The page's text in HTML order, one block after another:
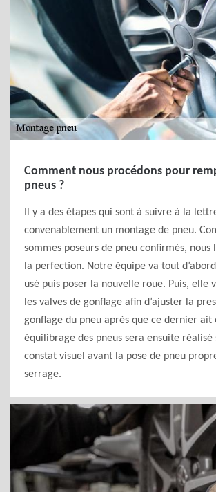
Comment nous procédons pour
pneus ?
Il y a des étapes qui sont à suivre à la
convenablement un montage de pneu.
sommes poseurs de pneu confirmés, nous
la perfection. Notre équipe va tout
usé puis poser la nouvelle roue. Puis, elle
les valves de gonflage afin d’ajuster la
gonflage du pneu après que ce dernier ait
équilibrage des pneus sera ensuite réalisé
constat visuel avant la pose de pneu
serrage.